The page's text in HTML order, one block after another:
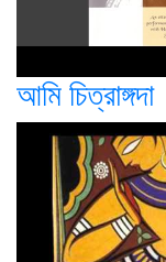
আমি চিত্রাঙ্গদা